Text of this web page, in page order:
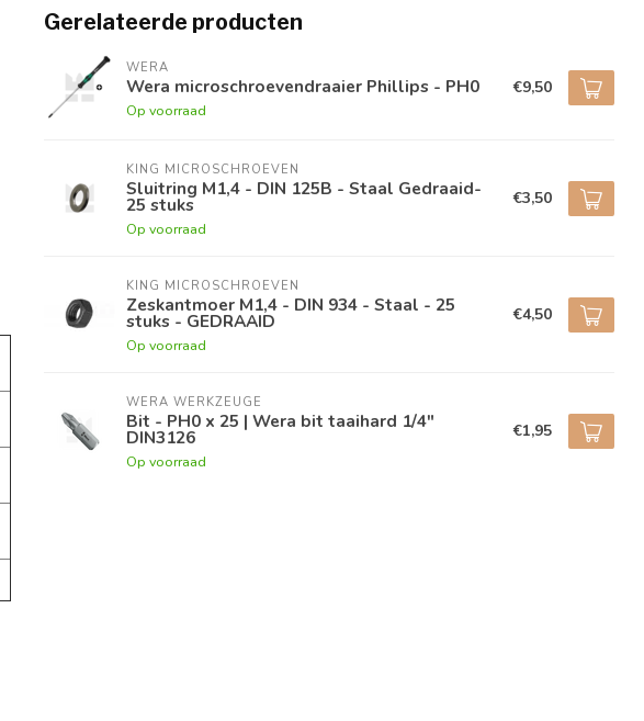
Gerelateerde producten
WERA
Wera microschroevendraaier Phillips - PH0
Op voorraad
€9,50
KING MICROSCHROEVEN
Sluitring M1,4 - DIN 125B - Staal Gedraaid-
25 stuks
Op voorraad
€3,50
KING MICROSCHROEVEN
Zeskantmoer M1,4 - DIN 934 - Staal - 25
stuks - GEDRAAID
Op voorraad
€4,50
WERA WERKZEUGE
Bit - PH0 x 25 | Wera bit taaihard 1/4"
DIN3126
Op voorraad
€1,95